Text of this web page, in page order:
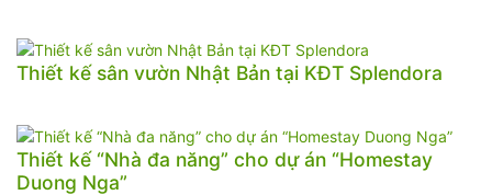
Thiết kế sân vườn Nhật Bản tại KĐT Splendora
Thiết kế “Nhà đa năng” cho dự án “Homestay
Duong Nga”